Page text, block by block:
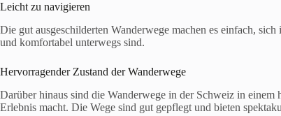
Leicht zu navigieren
Die gut ausgeschilderten Wanderwege machen es einfach,
und komfortabel unterwegs sind.
Hervorragender Zustand der Wanderwege
Darüber hinaus sind die Wanderwege in der Schweiz in einem
Erlebnis macht. Die Wege sind gut gepflegt und bieten